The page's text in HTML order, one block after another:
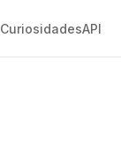
CuriosidadesAPI